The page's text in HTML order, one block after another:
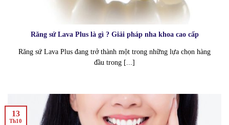
Răng sứ Lava Plus là gì ? Giải pháp nha khoa cao cấp
Răng sứ Lava Plus đang trở thành một trong những lựa chọn hàng
đầu trong [...]
13
Th10